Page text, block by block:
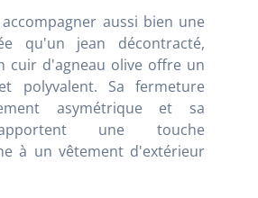
aussi bien une
qu'un jean décontracté,
cuir d'agneau olive offre un
polyvalent. Sa fermeture
asymétrique et sa
une touche
à un vêtement d'extérieur